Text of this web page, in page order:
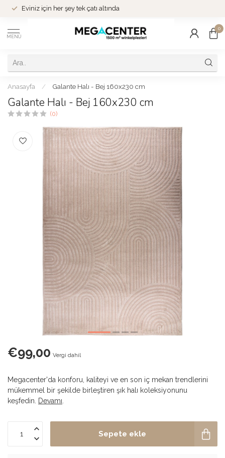
Eviniz için her şey tek çatı altında
MENÜ
0
Anasayfa / Galante Halı - Bej 160x230 cm
Galante Halı - Bej 160x230 cm
(0)
€99,00 Vergi dahil
Megacenter'da konforu, kaliteyi ve en son iç mekan trendlerini
mükemmel bir şekilde birleştiren şık halı koleksiyonunu
keşfedin.
Devamı
Sepete ekle